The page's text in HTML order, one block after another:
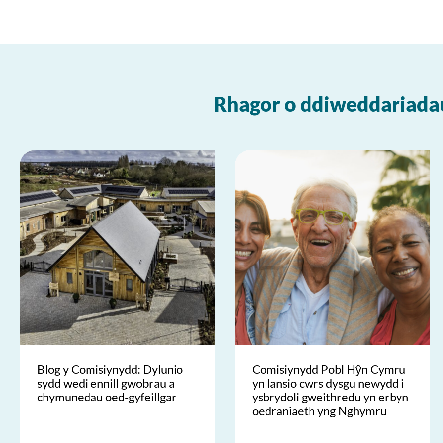
Rhagor o
Blog y Comisiynydd: Dylunio
sydd wedi ennill gwobrau a
chymunedau oed-gyfeillgar
Comisiynydd Pobl Hŷn Cymru
yn lansio cwrs dysgu newydd i
ysbrydoli gweithredu yn erbyn
oedraniaeth yng Nghymru